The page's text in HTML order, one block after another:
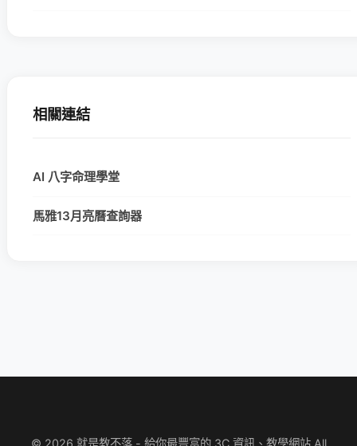
相關連結
AI 八字命理學堂
馬雅13月亮曆查詢器
© 2026 就是教不落 - 給你最豐富的 3C 資訊、教學網站 All